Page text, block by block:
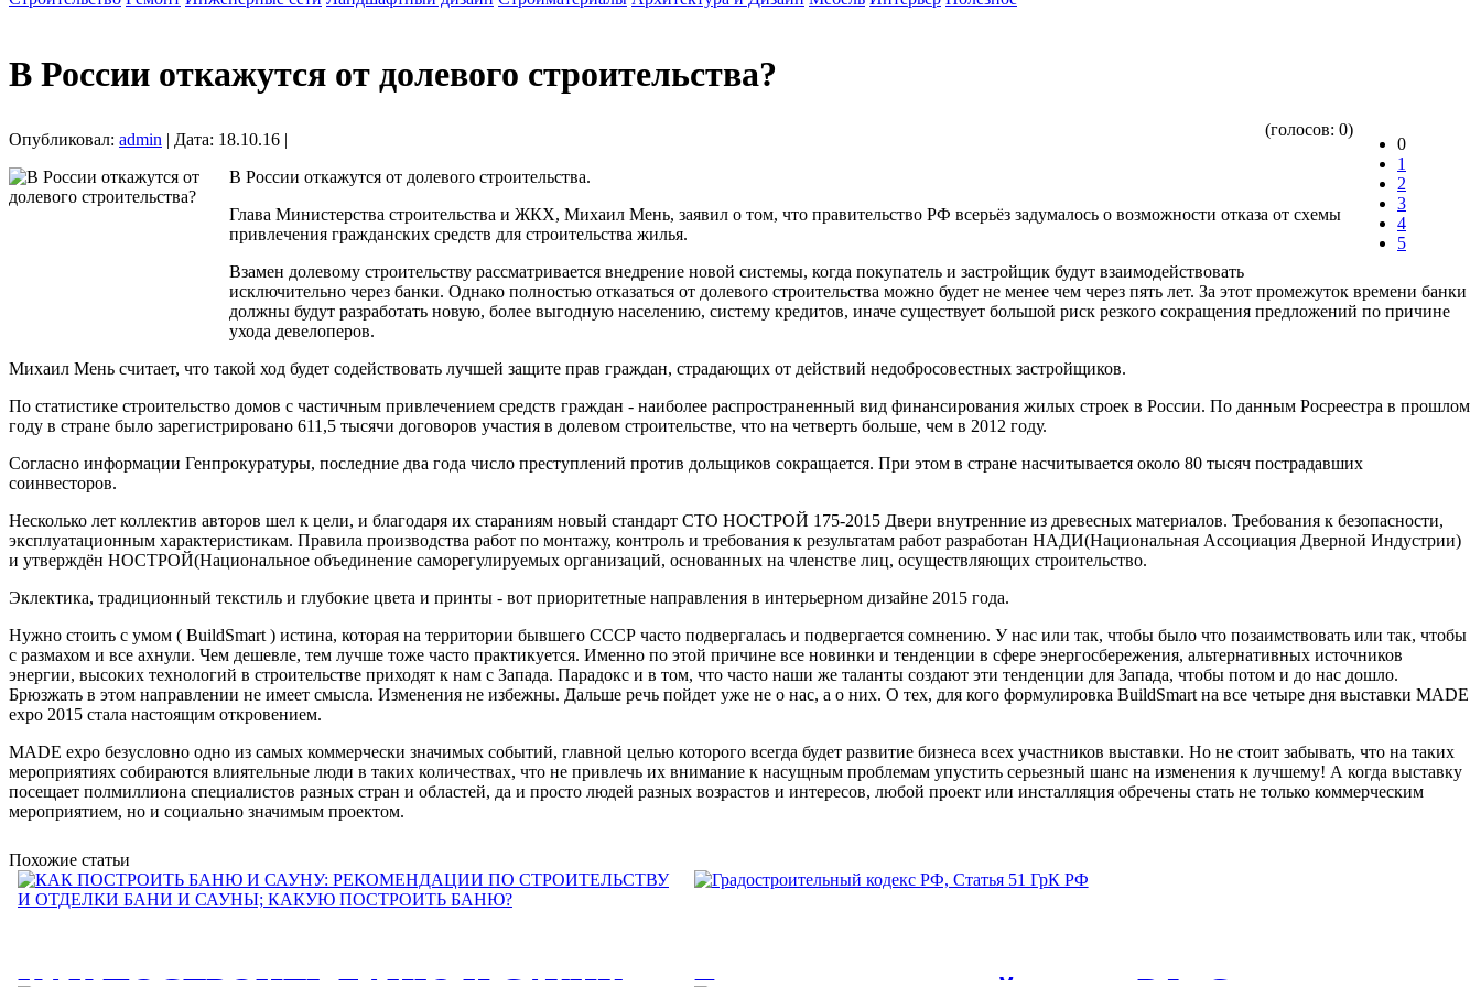
В России откажутся от долевого строительства?
Опубликовал: admin | Дата: 18.10.16 |
0
1
2
3
4
5
(голосов: 0)
В России откажутся от долевого строительства.
Глава Министерства строительства и ЖКХ, Михаил Мень, заявил о том, что правительство РФ всерьёз задумалось о возможности отказа от схемы
привлечения гражданских средств для строительства жилья.
Взамен долевому строительству рассматривается внедрение новой системы, когда покупатель и застройщик будут взаимодействовать
исключительно через банки. Однако полностью отказаться от долевого строительства можно будет не менее чем через пять лет. За этот промежуток времени банки
должны будут разработать новую, более выгодную населению, систему кредитов, иначе существует большой риск резкого сокращения предложений по причине
ухода девелоперов.
Михаил Мень считает, что такой ход будет содействовать лучшей защите прав граждан, страдающих от действий недобросовестных застройщиков.
По статистике строительство домов с частичным привлечением средств граждан - наиболее распространенный вид финансирования жилых строек в России. По данным Росреестра в прошлом
году в стране было зарегистрировано 611,5 тысячи договоров участия в долевом строительстве, что на четверть больше, чем в 2012 году.
Согласно информации Генпрокуратуры, последние два года число преступлений против дольщиков сокращается. При этом в стране насчитывается около 80 тысяч пострадавших
соинвесторов.
Несколько лет коллектив авторов шел к цели, и благодаря их стараниям новый стандарт СТО НОСТРОЙ 175-2015 Двери внутренние из древесных материалов. Требования к безопасности,
эксплуатационным характеристикам. Правила производства работ по монтажу, контроль и требования к результатам работ разработан НАДИ(Национальная Ассоциация Дверной Индустрии)
и утверждён НОСТРОЙ(Национальное объединение саморегулируемых организаций, основанных на членстве лиц, осуществляющих строительство.
Эклектика, традиционный текстиль и глубокие цвета и принты - вот приоритетные направления в интерьерном дизайне 2015 года.
Нужно стоить с умом ( BuildSmart ) истина, которая на территории бывшего СССР часто подвергалась и подвергается сомнению. У нас или так, чтобы было что позаимствовать или так, чтобы
с размахом и все ахнули. Чем дешевле, тем лучше тоже часто практикуется. Именно по этой причине все новинки и тенденции в сфере энергосбережения, альтернативных источников
энергии, высоких технологий в строительстве приходят к нам с Запада. Парадокс и в том, что часто наши же таланты создают эти тенденции для Запада, чтобы потом и до нас дошло.
Брюзжать в этом направлении не имеет смысла. Изменения не избежны. Дальше речь пойдет уже не о нас, а о них. О тех, для кого формулировка BuildSmart на все четыре дня выставки MADE
expo 2015 стала настоящим откровением.
MADE expo безусловно одно из самых коммерчески значимых событий, главной целью которого всегда будет развитие бизнеса всех участников выставки. Но не стоит забывать, что на таких
мероприятиях собираются влиятельные люди в таких количествах, что не привлечь их внимание к насущным проблемам упустить серьезный шанс на изменения к лучшему! А когда выставку
посещает полмиллиона специалистов разных стран и областей, да и просто людей разных возрастов и интересов, любой проект или инсталляция обречены стать не только коммерческим
мероприятием, но и социально значимым проектом.
Похожие статьи